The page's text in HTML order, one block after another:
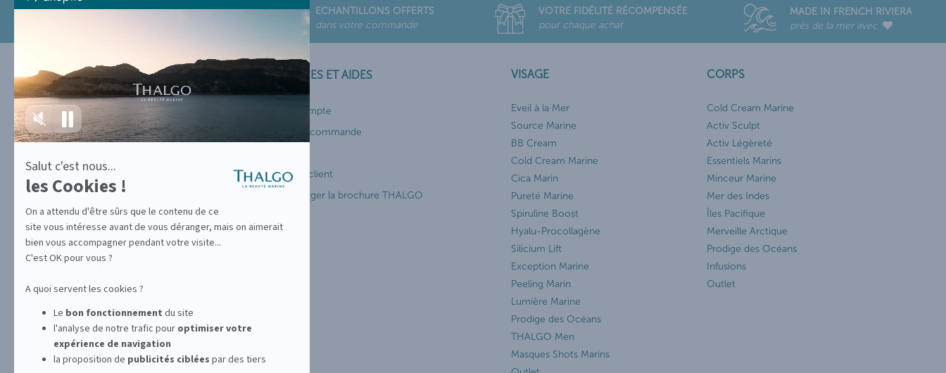
sur
Axeptio
Salut c'est nous...
les Cookies !
On a attendu d'être sûrs que le contenu de ce
site vous intéresse avant de vous déranger, mais on aimerait
bien vous accompagner pendant votre visite...
C'est OK pour vous ?
A quoi servent les cookies ?
Le bon fonctionnement du site
l'analyse de notre trafic pour optimiservotre
expérience de navigation
la proposition de publicités ciblées par des tiers
ECHANTILLONS OFFERTS
dans votre commande
VOTRE FIDÉLITÉ RÉCOMPENSÉE
pour chaque achat
MADE IN FRENCH RIVIERA
près de la mer avec
INFORMATIONS
Mentions légales
CGV
Recrutement
SUIVEZ-NOUS SUR
SERVICES ET AIDES
Mon compte
Suivi de commande
Service client
Télécharger la brochure THALGO
VISAGE
Eveil à la Mer
Source Marine
BB Cream
Cold Cream Marine
Cica Marin
Pureté Marine
Spiruline Boost
Hyalu-Procollagène
Silicium Lift
Exception Marine
Peeling Marin
Lumière Marine
Prodige des Océans
THALGO Men
Masques Shots Marins
CORPS
Cold Cream Marine
Activ Sculpt
Activ Légèreté
Essentiels Marins
Minceur Marine
Mer des Indes
Îles Pacifique
Merveille Arctique
Prodige des Océans
Infusions
Outlet